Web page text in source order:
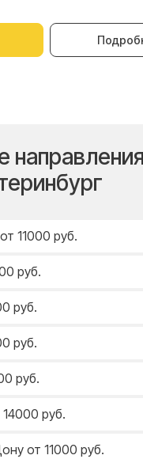
от 11000 руб.
руб.
руб.
руб.
руб.
14000 руб.
от 11000 руб.